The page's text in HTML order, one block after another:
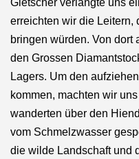
Gletscher verlangte uns
erreichten wir die Leitern,
bringen würden. Von dort
den Grossen
Lagers. Um den
kommen, machten wir
wanderten über den
vom Schmelzwasser
die wilde Landschaft und